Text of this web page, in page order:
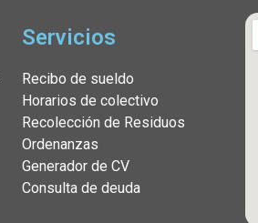
Servicios
Recibo de sueldo
Horarios de colectivo
Recolección de Residuos
Ordenanzas
Generador de CV
Consulta de deuda